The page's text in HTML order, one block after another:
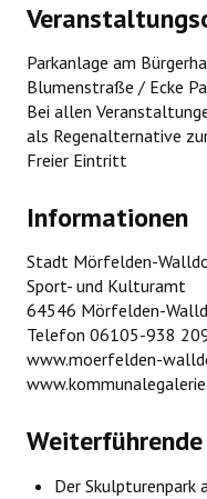
Parkanlage am
Blumenstraße / Ecke
Bei allen
als Regenalternative
Freier Eintritt
Informationen
Stadt Mörfelden-
Sport- und Kulturamt
64546 Mörfelden-
Telefon 06105-938
www.moerfelden-
Der Skulpturenpark